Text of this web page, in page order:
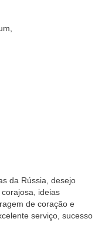
da Rússia, desejo
ideias
de coração e
serviço, sucesso